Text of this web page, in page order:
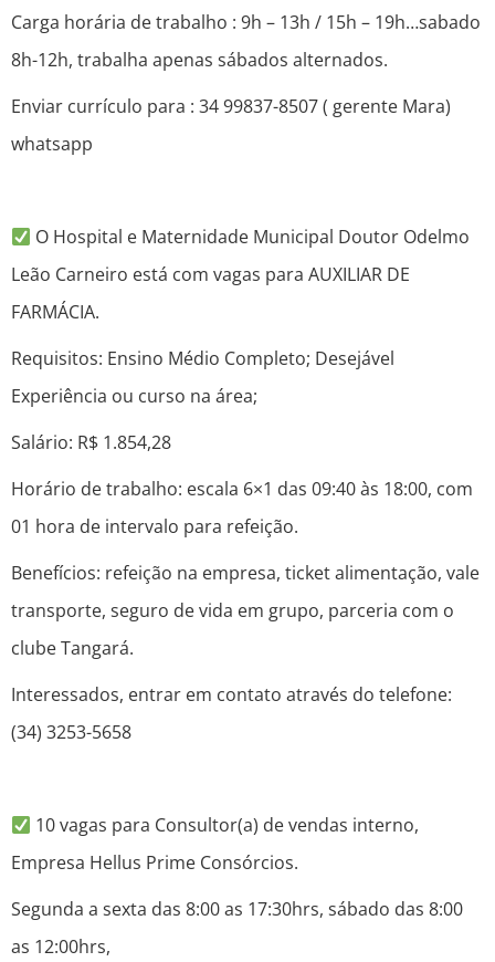
Carga horária de trabalho : 9h – 13h / 15h – 19h…sabado
8h-12h, trabalha apenas sábados alternados.
Enviar currículo para : 34 99837-8507 ( gerente Mara)
whatsapp
O Hospital e Maternidade Municipal Doutor Odelmo
Leão Carneiro está com vagas para AUXILIAR DE
FARMÁCIA.
Requisitos: Ensino Médio Completo; Desejável
Experiência ou curso na área;
Salário: R$ 1.854,28
Horário de trabalho: escala 6×1 das 09:40 às 18:00, com
01 hora de intervalo para refeição.
Benefícios: refeição na empresa, ticket alimentação, vale
transporte, seguro de vida em grupo, parceria com o
clube Tangará.
Interessados, entrar em contato através do telefone:
(34) 3253-5658
10 vagas para Consultor(a) de vendas interno,
Empresa Hellus Prime Consórcios.
Segunda a sexta das 8:00 as 17:30hrs, sábado das 8:00
as 12:00hrs,